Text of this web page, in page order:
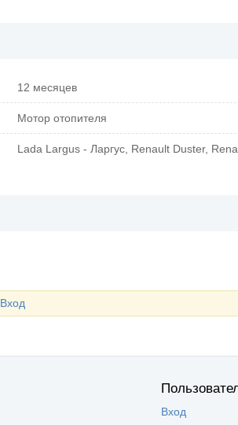
12 месяцев
Мотор отопителя
Lada Largus - Ларгус, Renault Duster,
Вход
Вход